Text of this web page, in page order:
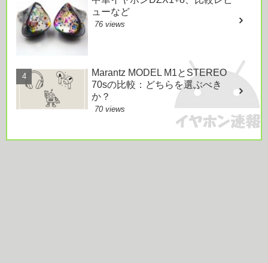
ューなど
76 views
Marantz MODEL M1とSTEREO
70sの比較：どちらを選ぶべき
か？
70 views